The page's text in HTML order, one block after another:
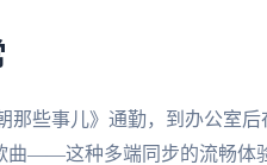
些事儿》通勤，到办公室后
——这种多端同步的流畅体验